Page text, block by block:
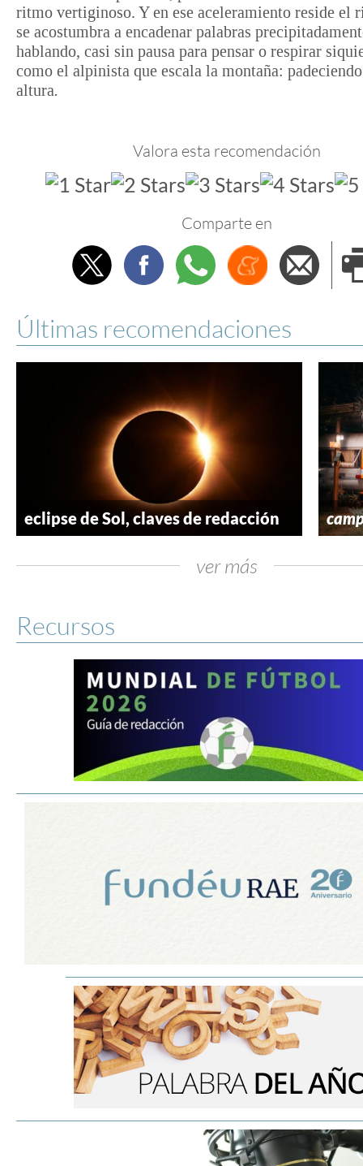
ritmo vertiginoso. Y en ese aceleramiento reside el
se acostumbra a encadenar palabras
hablando, casi sin pausa para pensar o respirar
como el alpinista que escala la montaña:
altura.
Valora esta recomendación
Comparte en
TwitterFacebookWhatsappMenéame
Últimas recomendaciones
eclipse de Sol, claves de redacción
ver más
Recursos